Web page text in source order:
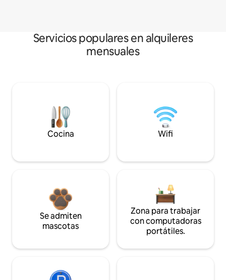
Servicios populares en alquileres
mensuales
Cocina Wifi
Se admiten
mascotas
Zona para trabajar
con computadoras
portátiles.